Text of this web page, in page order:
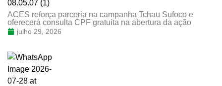
ACES reforça parceria na campanha Tchau Sufoco e
oferecerá consulta CPF gratuita na abertura da ação
julho 29, 2026